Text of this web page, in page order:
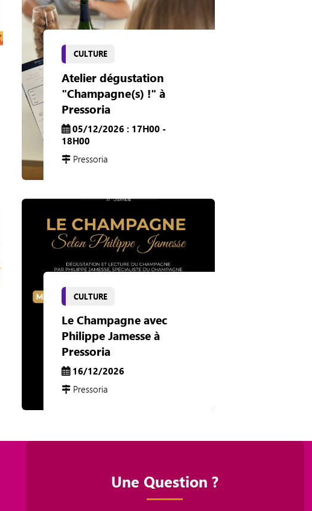
CULTURE
Atelier dégustation
"Champagne(s) !" à
Pressoria
05/12/2026 : 17H00 -
18H00
Pressoria
CULTURE
Le Champagne avec
Philippe Jamesse à
Pressoria
16/12/2026
Pressoria
Une Question ?